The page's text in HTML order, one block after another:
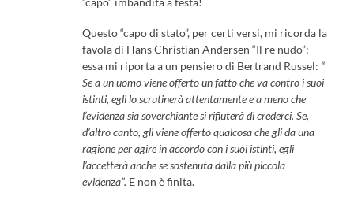
Questo “capo di stato”, per certi versi, mi ricorda la
favola di Hans Christian Andersen “Il re nudo”;
essa mi riporta a un pensiero di Bertrand Russel: “
Se a un uomo vieneofferto un fatto che va contro i suoi
istinti, egli lo scrutinerà attentamente e a menoche
l’evidenza sia soverchiante si rifiuterà di crederci. Se,
d’altro canto, gli vieneofferto qualcosa che gli da una
ragione per agire in accordo con i suoi istinti, egli
l’accetterà anche se sostenuta dalla più piccola
evidenza”. E non è finita.